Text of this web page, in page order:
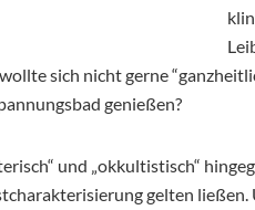
sich nicht gerne
genießen?
und „okkultistisch“
gelten